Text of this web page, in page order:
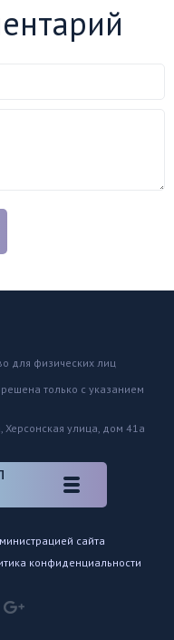
для физических лиц
только с указанием
улица, дом 41а
сайта
конфиденциальности